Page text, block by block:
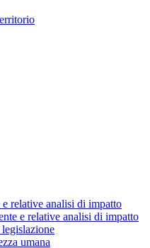
relative analisi di impatto
e relative analisi di impatto
umana